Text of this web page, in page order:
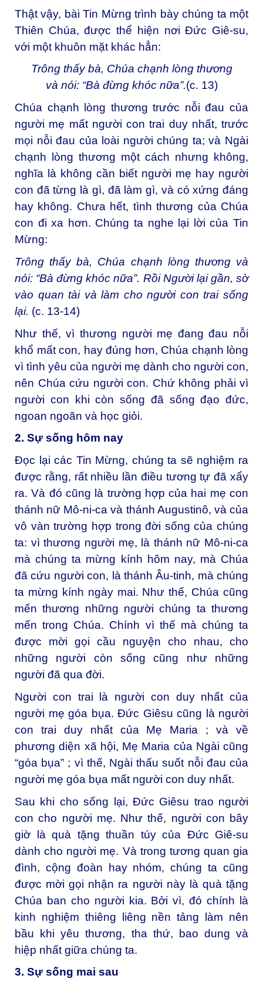
Thật vậy, bài Tin Mừng trình bày chúng ta một
Thiên Chúa, được thể hiện nơi Đức Giê-su,
với một khuôn mặt khác hẳn:
Trông thấy bà, Chúa chạnh lòng thương
và nói: “Bà đừng khóc nữa”.(c. 13)
Chúa chạnh lòng thương trước nỗi đau của
người mẹ mất người con trai duy nhất, trước
mọi nỗi đau của loài người chúng ta; và Ngài
chạnh lòng thương một cách nhưng không,
nghĩa là không cần biết người mẹ hay người
con đã từng là gì, đã làm gì, và có xứng đáng
hay không. Chưa hết, tình thương của Chúa
con đi xa hơn. Chúng ta nghe lại lời của Tin
Mừng:
Trông thấy bà, Chúa chạnh lòng thương và
nói: “Bà đừng khóc nữa”. Rồi Người lại gần, sờ
vào quan tài và làm cho người con trai sống
lại. (c. 13-14)
Như thế, vì thương người mẹ đang đau nỗi
khổ mất con, hay đúng hơn, Chúa chạnh lòng
vì tình yêu của người mẹ dành cho người con,
nên Chúa cứu người con. Chứ không phải vì
người con khi còn sống đã sống đạo đức,
ngoan ngoãn và học giỏi.
2. Sự sống hôm nay
Đọc lại các Tin Mừng, chúng ta sẽ nghiệm ra
được rằng, rất nhiều lần điều tương tự đã xẩy
ra. Và đó cũng là trường hợp của hai mẹ con
thánh nữ Mô-ni-ca và thánh Augustinô, và của
vô vàn trường hợp trong đời sống của chúng
ta: vì thương người mẹ, là thánh nữ Mô-ni-ca
mà chúng ta mừng kính hôm nay, mà Chúa
đã cứu người con, là thánh Âu-tinh, mà chúng
ta mừng kính ngày mai. Như thế, Chúa cũng
mến thương những người chúng ta thương
mến trong Chúa. Chính vì thế mà chúng ta
được mời gọi cầu nguyện cho nhau, cho
những người còn sống cũng như những
người đã qua đời.
Người con trai là người con duy nhất của
người mẹ góa bụa. Đức Giêsu cũng là người
con trai duy nhất của Mẹ Maria ; và về
phương diện xã hội, Mẹ Maria của Ngài cũng
“góa bụa” ; vì thế, Ngài thấu suốt nỗi đau của
người mẹ góa bụa mất người con duy nhất.
Sau khi cho sống lại, Đức Giêsu trao người
con cho người mẹ. Như thế, người con bây
giờ là quà tặng thuần túy của Đức Giê-su
dành cho người mẹ. Và trong tương quan gia
đình, cộng đoàn hay nhóm, chúng ta cũng
được mời gọi nhận ra người này là quà tặng
Chúa ban cho người kia. Bởi vì, đó chính là
kinh nghiệm thiêng liêng nền tảng làm nên
bầu khi yêu thương, tha thứ, bao dung và
hiệp nhất giữa chúng ta.
3. Sự sống mai sau